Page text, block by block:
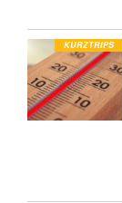
KURZTRIPS